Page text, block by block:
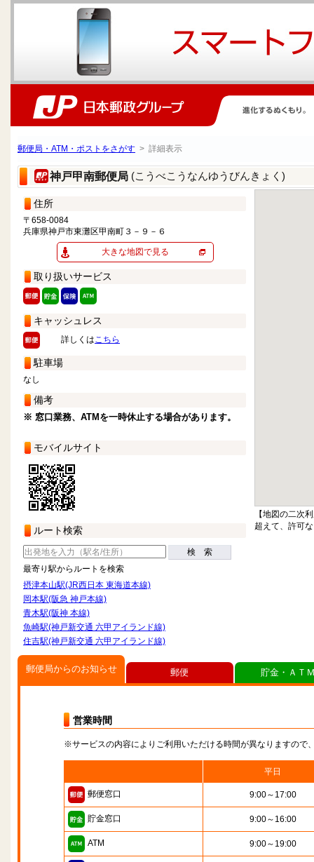
郵便局・ATM・ポストをさがす > 詳細表示
神戸甲南郵便局 (こうべこうなんゆうびんきょく)
住所
〒658-0084
兵庫県神戸市東灘区甲南町３－９－６
大きな地図で見る
取り扱いサービス
キャッシュレス
詳しくはこちら
駐車場
なし
備考
※ 窓口業務、ATMを一時休止する場合があります。
モバイルサイト
ルート検索
検 索
最寄り駅からルートを検索
摂津本山駅(JR西日本 東海道本線)
岡本駅(阪急 神戸本線)
青木駅(阪神 本線)
魚崎駅(神戸新交通 六甲アイランド線)
住吉駅(神戸新交通 六甲アイランド線)
【地図の二次
超えて、許可
郵便局からのお知らせ
営業時間
※サービスの内容によりご利用いただける時間が異なりますので
平日
郵便窓口 9:00～17:00
貯金窓口 9:00～16:00
ATM 9:00～19:00
郵便 貯金・ＡＴ